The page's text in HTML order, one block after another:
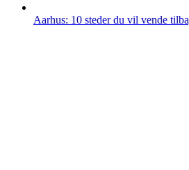
Aarhus: 10 steder du vil vende